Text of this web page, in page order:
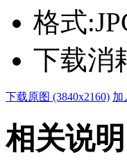
格式:
下载消
下载原图 (3840x2160) 加
相关说明